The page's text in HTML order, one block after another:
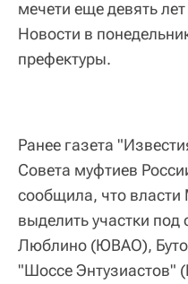
мечети еще девять
Новости в
префектуры.
Ранее газета
Совета муфтиев
сообщила, что
выделить участки под
Люблино (ЮВАО),
"Шоссе Энтузиастов"